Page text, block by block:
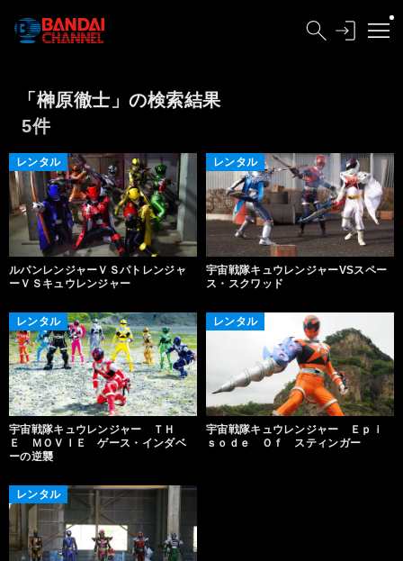
「榊原徹士」の検索結果
5件
レンタル
ルパンレンジャーＶＳパトレンジャ
ーＶＳキュウレンジャー
レンタル
宇宙戦隊キュウレンジャーVSスペー
ス・スクワッド
レンタル
宇宙戦隊キュウレンジャー ＴＨ
Ｅ ＭＯＶＩＥ ゲース・インダベ
ーの逆襲
レンタル
宇宙戦隊キュウレンジャー Ｅｐｉ
ｓｏｄｅ Ｏｆ スティンガー
レンタル